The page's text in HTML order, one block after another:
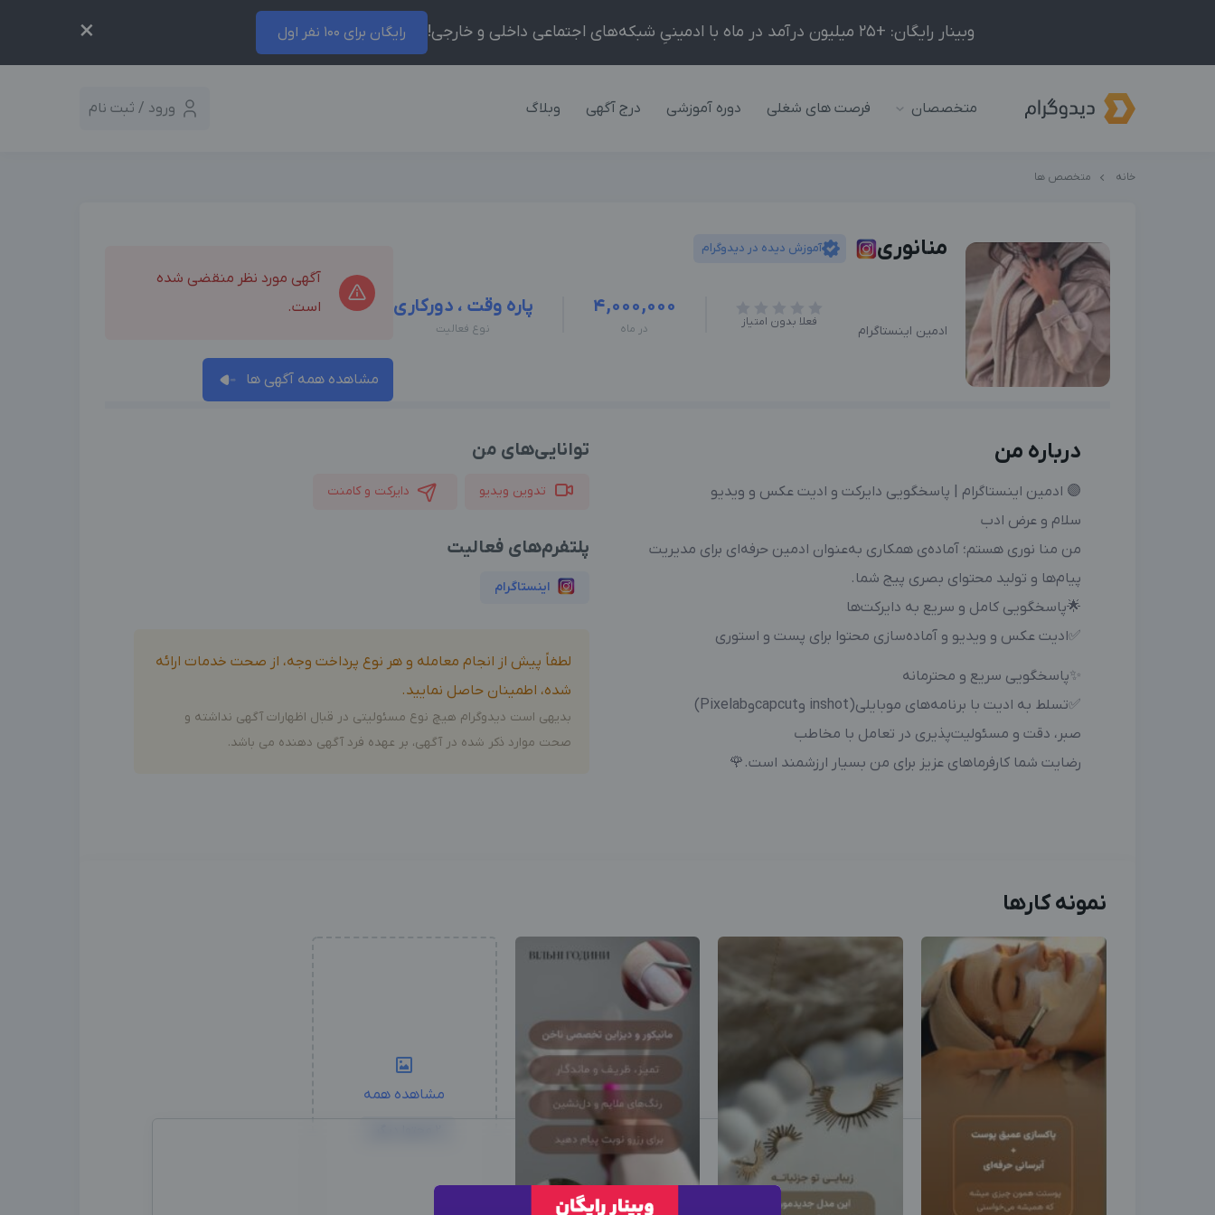
وبینار رایگان: +25 میلیون درآمد در ماه با ادمینیِ شبکه‌های اجتماعی داخلی و خارجی! رایگان برای 100 نفر اول ×
متخصصان فرصت های شغلی دوره آموزشی درج آگهی وبلاگ ورود / ثبت نام
خانه متخصص ها
منانوری آموزش دیده در دیدوگرام
ادمین اینستاگرام
فعلا بدون امتیاز
4,000,000
در ماه
پاره وقت ، دورکاری
نوع فعالیت
آگهی مورد نظر منقضی شده
است.
مشاهده همه آگهی ها
درباره من
🟣 ادمین اینستاگرام | پاسخگویی دایرکت و ادیت عکس و ویدیو
سلام و عرض ادب
من منا نوری هستم؛ آماده‌ی همکاری به‌عنوان ادمین حرفه‌ای برای مدیریت
پیام‌ها و تولید محتوای بصری پیج شما.
🌟پاسخگویی کامل و سریع به دایرکت‌ها
✅ادیت عکس و ویدیو و آماده‌سازی محتوا برای پست و استوری
✨پاسخگویی سریع و محترمانه
✅تسلط به ادیت با برنامه‌های موبایلی(inshot وcapcutوPixelab)
صبر، دقت و مسئولیت‌پذیری در تعامل با مخاطب
رضایت شما کارفرماهای عزیز برای من بسیار ارزشمند است.🌹
توانایی‌های من
تدوین ویدیو دایرکت و کامنت
پلتفرم‌های فعالیت
اینستاگرام
لطفاً پیش از انجام معامله و هر نوع پرداخت وجه، از صحت خدمات ارائه
شده، اطمینان حاصل نمایید.
بدیهی است دیدوگرام هیچ نوع مسئولیتی در قبال اظهارات آگهی نداشته و
صحت موارد ذکر شده در آگهی، بر عهده فرد آگهی دهنده می باشد.
نمونه کارها
مشاهده همه